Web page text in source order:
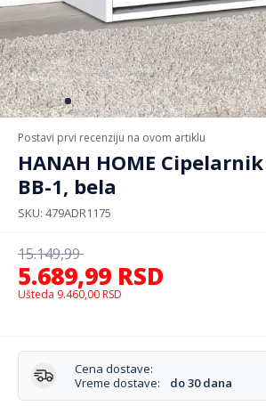
Postavi prvi recenziju na ovom artiklu
HANAH HOME Cipelarnik
BB-1, bela
SKU 479ADR1175
5.689,99 RSD
15.149,99
Ušteda 9.460,00 RSD
Cena dostave:
Vreme dostave:
do 30 dana